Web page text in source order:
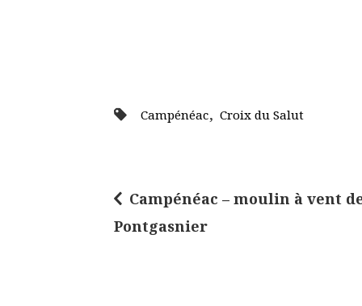
Campénéac, Croix du Salut
N
a
Campénéac – moulin à vent
Pontgasnier